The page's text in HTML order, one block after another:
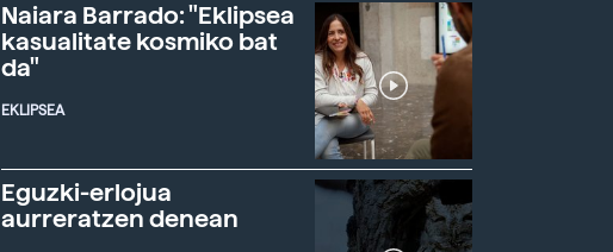
Naiara Barrado: "Eklipsea
kasualitate kosmiko bat
da"
EKLIPSEA
Eguzki-erlojua
aurreratzen denean